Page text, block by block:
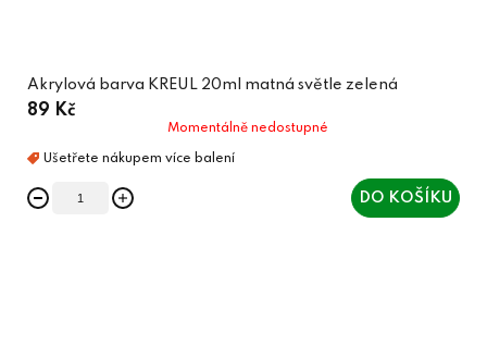
Akrylová barva KREUL 20ml matná světle zelená
89 Kč
Momentálně nedostupné
DO KOŠÍKU